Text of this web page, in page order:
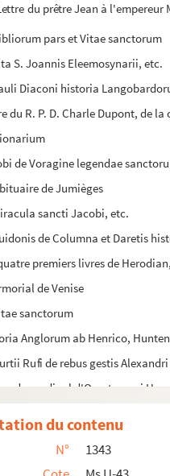
du prêtre Jean à
pars et Vitae sanctorum
S. Joannis Eleemosynarii, etc.
Diaconi historia
du R. P. D. Charle Dupont, de
de Voragine legendae
de Jumièges
sancti Jacobi, etc.
de Columna et Daretis
premiers livres de
de Venise
sanctorum
Anglorum ab Henrico,
Rufi de rebus gestis
du cardinal d'Ossat au roi
Josephi de bello Judaico libri VII
du contenu
N°
1343